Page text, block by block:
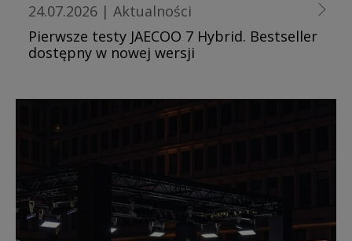
24.07.2026 | Aktualności
Pierwsze testy JAECOO 7 Hybrid. Bestseller
dostępny w nowej wersji